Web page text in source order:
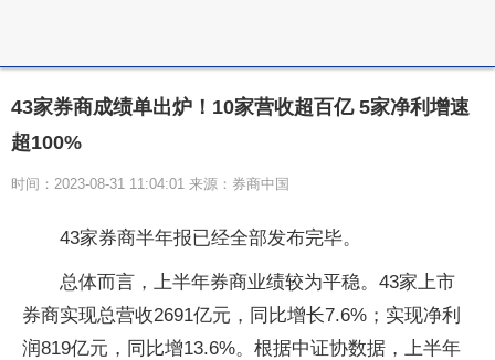
43家券商成绩单出炉！10家营收超百亿 5家净利增速
超100%
时间：2023-08-31 11:04:01 来源：券商中国
43家券商半年报已经全部发布完毕。
总体而言，上半年券商业绩较为平稳。43家上市
券商实现总营收2691亿元，同比增长7.6%；实现净利
润819亿元，同比增13.6%。根据中证协数据，上半年